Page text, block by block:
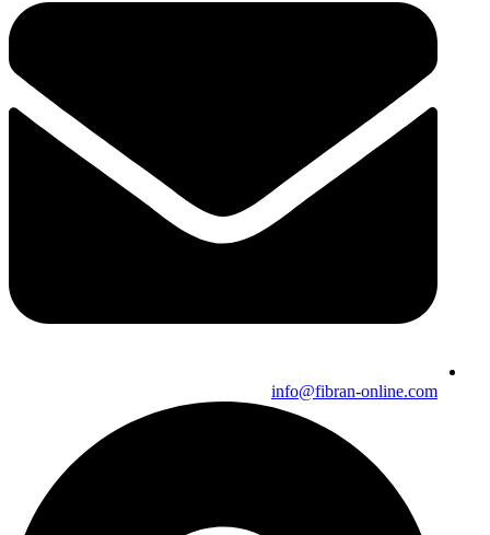
info@fibran-online.com